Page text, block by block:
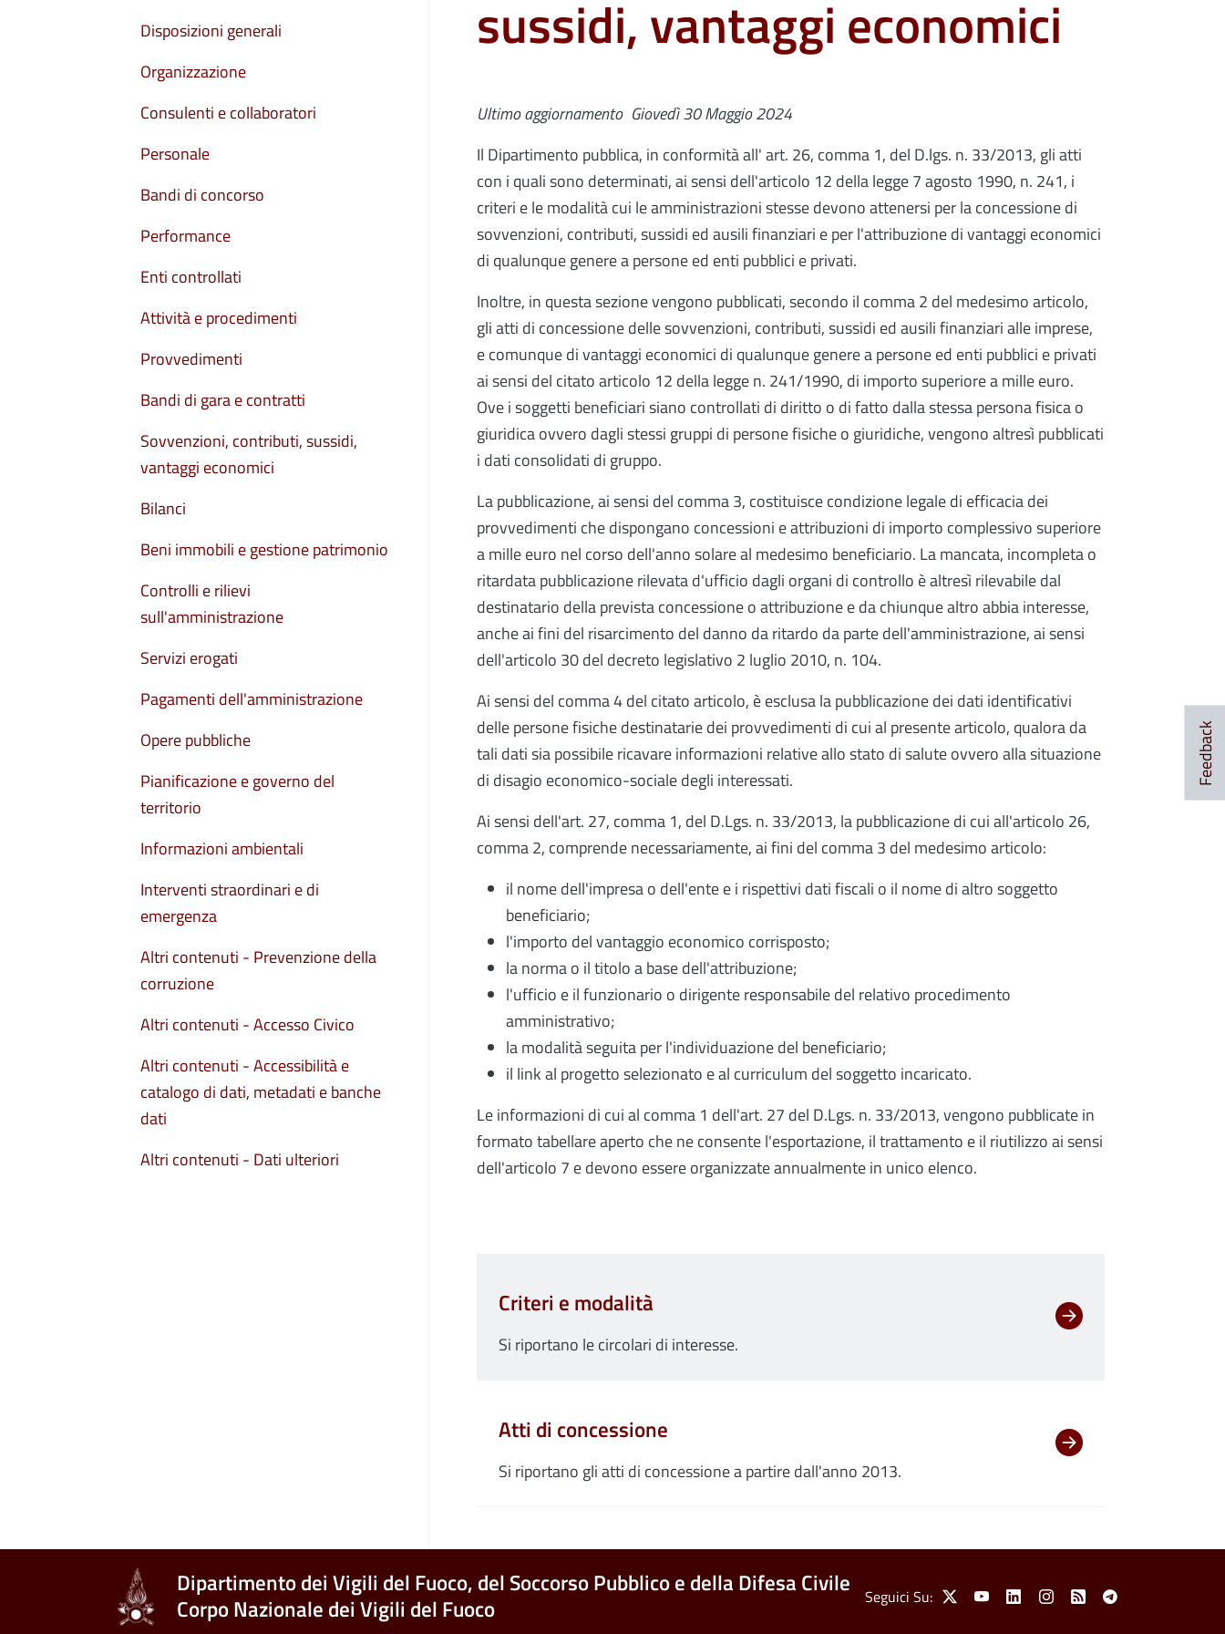
sussidi, vantaggi economici
Ultimo aggiornamento Giovedì 30 Maggio 2024
Il Dipartimento pubblica, in conformità all' art. 26, comma 1, del D.lgs. n. 33/2013, gli atti
con i quali sono determinati, ai sensi dell'articolo 12 della legge 7 agosto 1990, n. 241, i
criteri e le modalità cui le amministrazioni stesse devono attenersi per la concessione di
sovvenzioni, contributi, sussidi ed ausili finanziari e per l'attribuzione di vantaggi economici
di qualunque genere a persone ed enti pubblici e privati.
Inoltre, in questa sezione vengono pubblicati, secondo il comma 2 del medesimo articolo,
gli atti di concessione delle sovvenzioni, contributi, sussidi ed ausili finanziari alle imprese,
e comunque di vantaggi economici di qualunque genere a persone ed enti pubblici e privati
ai sensi del citato articolo 12 della legge n. 241/1990, di importo superiore a mille euro.
Ove i soggetti beneficiari siano controllati di diritto o di fatto dalla stessa persona fisica o
giuridica ovvero dagli stessi gruppi di persone fisiche o giuridiche, vengono altresì pubblicati
i dati consolidati di gruppo.
La pubblicazione, ai sensi del comma 3, costituisce condizione legale di efficacia dei
provvedimenti che dispongano concessioni e attribuzioni di importo complessivo superiore
a mille euro nel corso dell'anno solare al medesimo beneficiario. La mancata, incompleta o
ritardata pubblicazione rilevata d'ufficio dagli organi di controllo è altresì rilevabile dal
destinatario della prevista concessione o attribuzione e da chiunque altro abbia interesse,
anche ai fini del risarcimento del danno da ritardo da parte dell'amministrazione, ai sensi
dell'articolo 30 del decreto legislativo 2 luglio 2010, n. 104.
Ai sensi del comma 4 del citato articolo, è esclusa la pubblicazione dei dati identificativi
delle persone fisiche destinatarie dei provvedimenti di cui al presente articolo, qualora da
tali dati sia possibile ricavare informazioni relative allo stato di salute ovvero alla situazione
di disagio economico-sociale degli interessati.
Ai sensi dell'art. 27, comma 1, del D.Lgs. n. 33/2013, la pubblicazione di cui all'articolo 26,
comma 2, comprende necessariamente, ai fini del comma 3 del medesimo articolo:
il nome dell'impresa o dell'ente e i rispettivi dati fiscali o il nome di altro soggetto
beneficiario;
l'importo del vantaggio economico corrisposto;
la norma o il titolo a base dell'attribuzione;
l'ufficio e il funzionario o dirigente responsabile del relativo procedimento
amministrativo;
la modalità seguita per l'individuazione del beneficiario;
il link al progetto selezionato e al curriculum del soggetto incaricato.
Le informazioni di cui al comma 1 dell'art. 27 del D.Lgs. n. 33/2013, vengono pubblicate in
formato tabellare aperto che ne consente l'esportazione, il trattamento e il riutilizzo ai sensi
dell'articolo 7 e devono essere organizzate annualmente in unico elenco.
Criteri e modalità
Si riportano le circolari di interesse.
Atti di concessione
Si riportano gli atti di concessione a partire dall'anno 2013.
Disposizioni generali
Organizzazione
Consulenti e collaboratori
Personale
Bandi di concorso
Performance
Enti controllati
Attività e procedimenti
Provvedimenti
Bandi di gara e contratti
Sovvenzioni, contributi, sussidi,
vantaggi economici
Bilanci
Beni immobili e gestione patrimonio
Controlli e rilievi
sull'amministrazione
Servizi erogati
Pagamenti dell'amministrazione
Opere pubbliche
Pianificazione e governo del
territorio
Informazioni ambientali
Interventi straordinari e di
emergenza
Altri contenuti - Prevenzione della
corruzione
Altri contenuti - Accesso Civico
Altri contenuti - Accessibilità e
catalogo di dati, metadati e banche
dati
Altri contenuti - Dati ulteriori
Feedback
Dipartimento dei Vigili del Fuoco, del Soccorso Pubblico e della Difesa Civile
Corpo Nazionale dei Vigili del Fuoco
Social Menu
Seguici Su: X YoutubeLinkedinInstagram
Feed Telegram